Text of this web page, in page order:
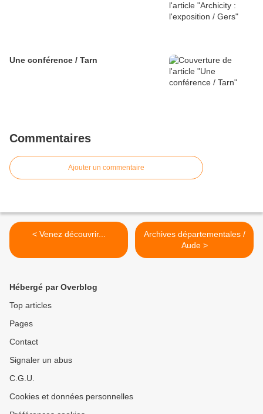
Une conférence / Tarn
Commentaires
Ajouter un commentaire
< Venez découvrir...
Archives départementales /
Aude >
Hébergé par Overblog
Top articles
Pages
Contact
Signaler un abus
C.G.U.
Cookies et données personnelles